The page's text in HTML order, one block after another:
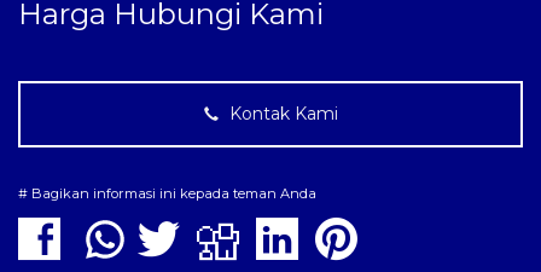
Harga Hubungi Kami
Kontak Kami
# Bagikan informasi ini kepada teman Anda